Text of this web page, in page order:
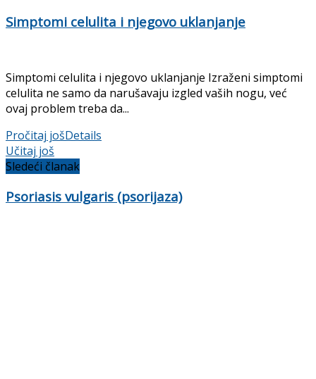
Simptomi celulita i njegovo uklanjanje
Simptomi celulita i njegovo uklanjanje Izraženi simptomi
celulita ne samo da narušavaju izgled vaših nogu, već
ovaj problem treba da...
Pročitaj jošDetails
Učitaj još
Sledeći članak
Psoriasis vulgaris (psorijaza)